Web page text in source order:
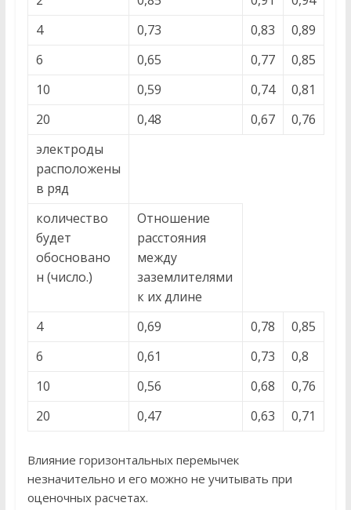
4
0,73 0,83
0,89
6
0,65 0,77
0,85
10
0,59 0,74
0,81
20
0,48 0,67
0,76
электроды
расположены
в ряд
количество
будет
обосновано
н (число.)
Отношение
расстояния
между
заземлителями
к их длине
4
0,69 0,78
0,85
6
0,61 0,73
0,8
10
0,56 0,68
0,76
20
0,47 0,63 0,71
Влияние горизонтальных перемычек
незначительно и его можно не учитывать при
оценочных расчетах.